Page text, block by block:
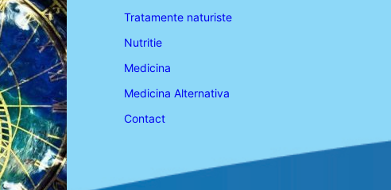
Tratamente naturiste
Nutritie
Medicina
Medicina Alternativa
Contact